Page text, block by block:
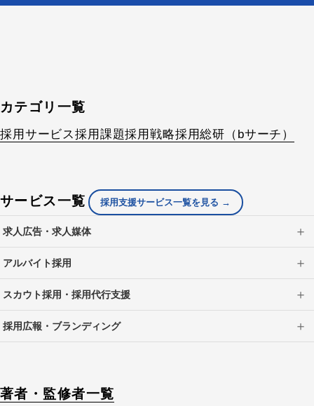
カテゴリ一覧
採用サービス採用課題採用戦略採用総研（bサーチ）
サービス一覧 採用支援サービス一覧を見る →
求人広告・求人媒体
アルバイト採用
スカウト採用・採用代行支援
採用広報・ブランディング
著者・監修者一覧